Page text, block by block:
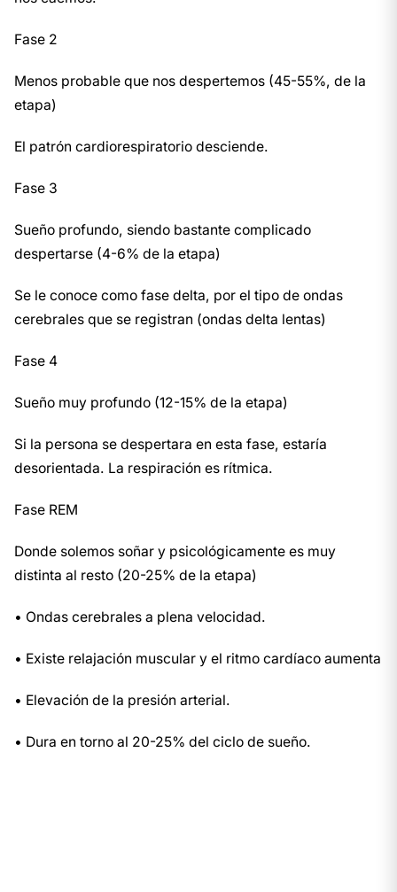
Fase 2
Menos probable que nos despertemos (45-55%, de la
etapa)
El patrón cardiorespiratorio desciende.
Fase 3
Sueño profundo, siendo bastante complicado
despertarse (4-6% de la etapa)
Se le conoce como fase delta, por el tipo de ondas
cerebrales que se registran (ondas delta lentas)
Fase 4
Sueño muy profundo (12-15% de la etapa)
Si la persona se despertara en esta fase, estaría
desorientada. La respiración es rítmica.
Fase REM
Donde solemos soñar y psicológicamente es muy
distinta al resto (20-25% de la etapa)
• Ondas cerebrales a plena velocidad.
• Existe relajación muscular y el ritmo cardíaco aumenta
• Elevación de la presión arterial.
• Dura en torno al 20-25% del ciclo de sueño.